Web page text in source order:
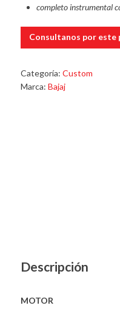
completo instrumental
Consultanos por este
Categoría: Custom
Marca: Bajaj
Descripción
MOTOR